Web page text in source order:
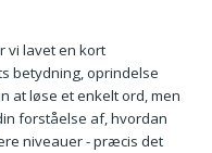
vi lavet en kort
betydning, oprindelse
at løse et enkelt ord, men
forståelse af, hvordan
niveauer - præcis det